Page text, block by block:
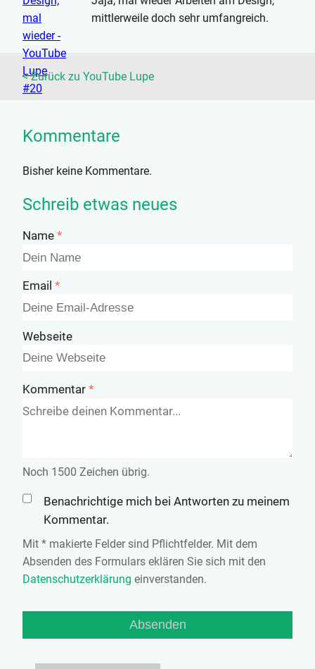
mittlerweile doch sehr umfangreich.
< Zurück zu YouTube Lupe
Kommentare
Bisher keine Kommentare.
Schreib etwas neues
Name
Email
Webseite
Kommentar
Noch 1500 Zeichen übrig.
Benachrichtige mich bei Antworten zu meinem
Kommentar.
Mit * makierte Felder sind Pflichtfelder. Mit dem
Absenden des Formulars eklären Sie sich mit den
Datenschutzerklärung einverstanden.